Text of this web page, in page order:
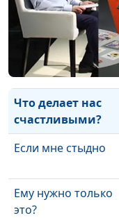
Как научиться
управлять гневом?
Как справиться со
стрессом?
Что делает нас
счастливыми?
Если мне стыдно
Ему нужно только
это?